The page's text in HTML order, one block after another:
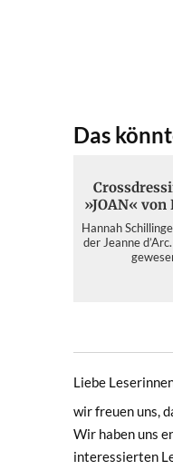
Das
»JOAN«
Hannah
der Jeanne
Liebe
wir freuen uns,
Wir haben uns
interessierten